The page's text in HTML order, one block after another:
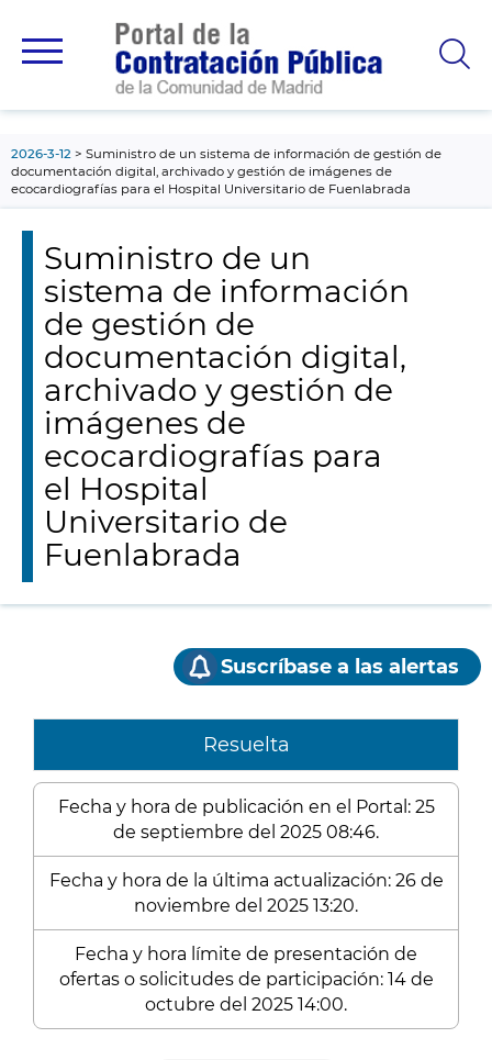
principal
2026-3-12
Suministro de un sistema de información de gestión de
documentación digital, archivado y gestión de imágenes de
ecocardiografías para el Hospital Universitario de Fuenlabrada
Suministro de un
sistema de información
de gestión de
documentación digital,
archivado y gestión de
imágenes de
ecocardiografías para
el Hospital
Universitario de
Fuenlabrada
Suscríbase a las alertas
Resuelta
Fecha y hora de publicación en el Portal: 25
de septiembre del 2025 08:46.
Fecha y hora de la última actualización: 26 de
noviembre del 2025 13:20.
Fecha y hora límite de presentación de
ofertas o solicitudes de participación: 14 de
octubre del 2025 14:00.